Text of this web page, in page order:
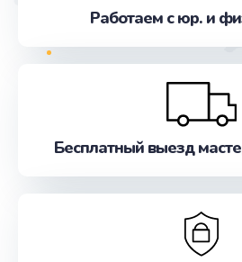
Обновление
от 500 руб.
Замена
Заказать
Работаем с юр. и
Бесплатный выезд